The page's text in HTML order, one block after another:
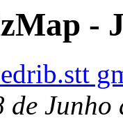
-